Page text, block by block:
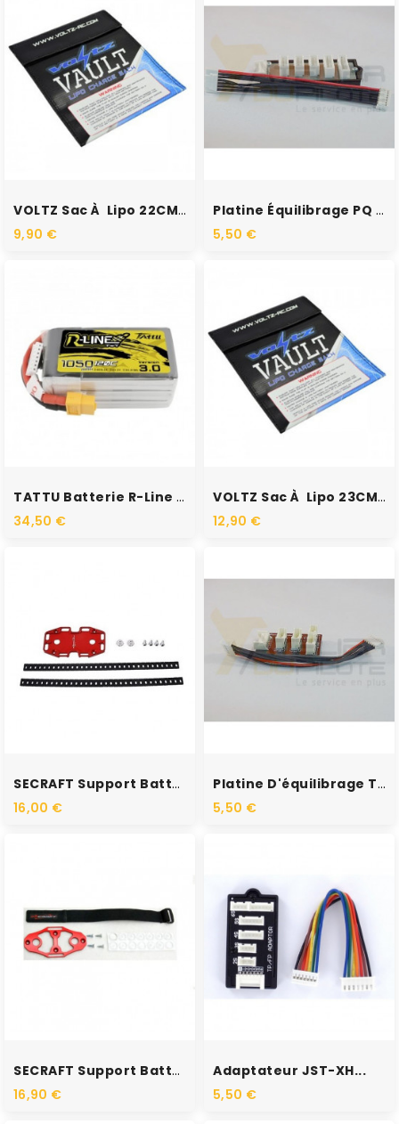
VOLTZ Sac À Lipo 22CM X...
9,90 €
Platine Équilibrage PQ / EHR
5,50 €
TATTU Batterie R-Line 6S...
34,50 €
VOLTZ Sac À Lipo 23CM X...
12,90 €
SECRAFT Support Batterie...
16,00 €
Platine D'équilibrage TP / XH
5,50 €
SECRAFT Support Batterie V2...
16,90 €
Adaptateur JST-XH...
5,50 €